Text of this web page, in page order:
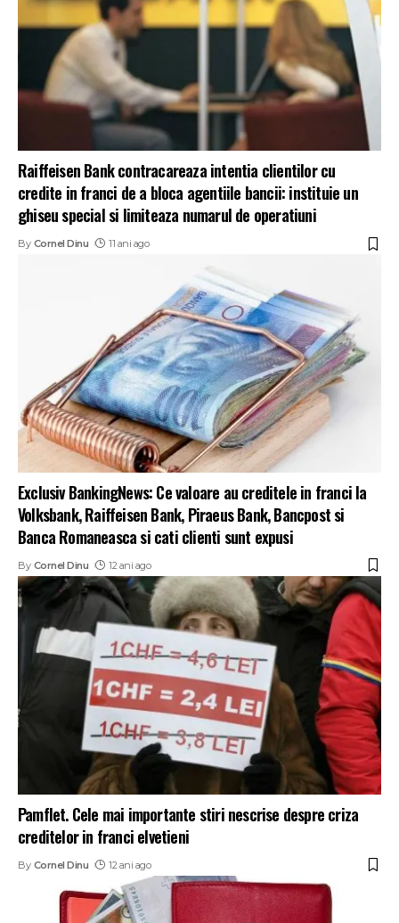
Raiffeisen Bank contracareaza intentia clientilor cu
credite in franci de a bloca agentiile bancii: instituie un
ghiseu special si limiteaza numarul de operatiuni
By Cornel Dinu 11 ani ago
Exclusiv BankingNews: Ce valoare au creditele in franci la
Volksbank, Raiffeisen Bank, Piraeus Bank, Bancpost si
Banca Romaneasca si cati clienti sunt expusi
By Cornel Dinu 12 ani ago
Pamflet. Cele mai importante stiri nescrise despre criza
creditelor in franci elvetieni
By Cornel Dinu 12 ani ago